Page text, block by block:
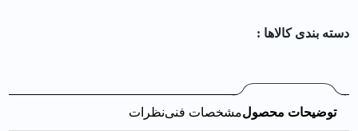
دسته بندی کالا‌ها :
توضیحات محصولمشخصات فنینظرات